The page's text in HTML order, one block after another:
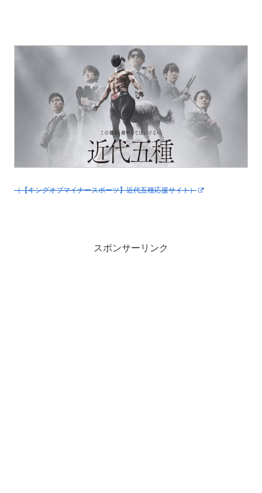
（【キングオブマイナースポーツ】近代五種応援サイト）
スポンサーリンク